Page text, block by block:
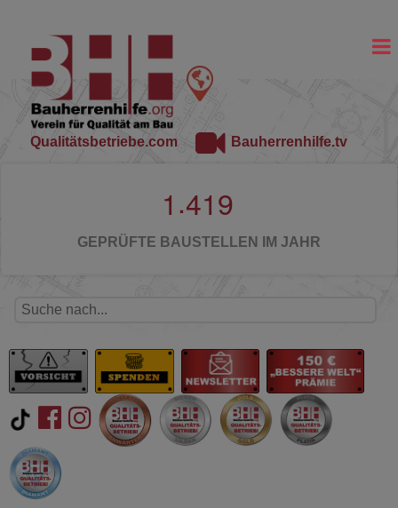
Qualitätsbetriebe.com Bauherrenhilfe.tv
1 .419
GEPRÜFTE BAUSTELLEN IM JAHR